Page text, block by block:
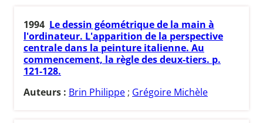
1994 Le dessin géométrique de la main à
l'ordinateur. L'apparition de la perspective
centrale dans la peinture italienne. Au
commencement, la règle des deux-tiers. p.
121-128.
Auteurs : Brin Philippe ; Grégoire Michèle